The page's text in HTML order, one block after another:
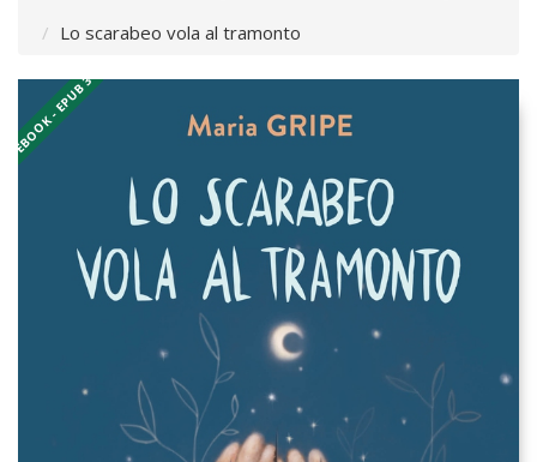
Lo scarabeo vola al tramonto
EBOOK - EPUB 3